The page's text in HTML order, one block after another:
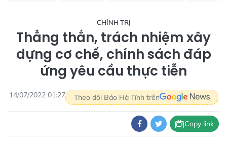
CHÍNH TRỊ
Thẳng thắn, trách nhiệm xây
dựng cơ chế, chính sách đáp
ứng yêu cầu thực tiễn
14/07/2022 01:27 Theo dõi Báo Hà Tĩnh trên
Copy link